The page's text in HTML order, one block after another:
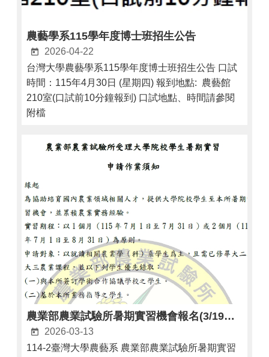
農藝學系115學年度博士班招生公告
2026-04-22
台灣大學農藝學系115學年度博士班招生公告 口試
時間：115年4月30日 (星期四) 報到地點: 農藝館
210室(口試前10分鐘報到) 口試地點、時間請參閱
附檔
農業部農業試驗所暑期實習機會報名(3/19截止)
2026-03-13
114-2臺灣大學農藝系 農業部農業試驗所暑期實習